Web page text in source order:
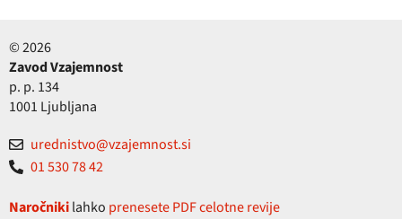
© 2026
Zavod Vzajemnost
p. p. 134
1001 Ljubljana
urednistvo@vzajemnost.si
01 530 78 42
Naročnikilahko prenesete PDF celotne revije